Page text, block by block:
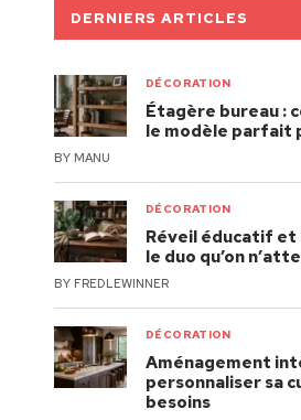
DERNIERS ARTICLES
DÉCORATION
Étagère bureau :
le modèle parfait
BY MANU
DÉCORATION
Réveil éducatif et
le duo qu’on
BY FREDLEWINNER
DÉCORATION
Aménagement
personnaliser sa
besoins